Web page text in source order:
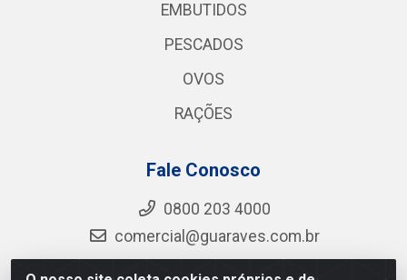
EMBUTIDOS
PESCADOS
OVOS
RAÇÕES
Fale Conosco
0800 203 4000
comercial@guaraves.com.br